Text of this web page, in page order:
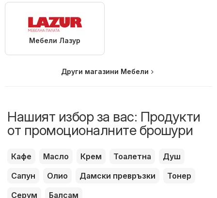
Мебели Лазур
Други магазини Мебели
Нашият избор за вас: Продукти
от промоционалните брошури
Кафе Масло Крем Тоалетна
Душ
Сапун
Олио Дамски превръзки
Тонер
Серум
Балсам